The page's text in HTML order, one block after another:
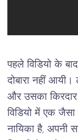
पहले विडियो के
दोबारा नहीं
और उसका किरदार
विडियो में एक जैसा
नायिका है, अपनी